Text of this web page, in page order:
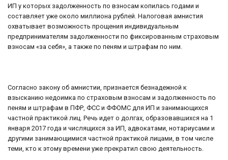
ИП у которых задолженность по взносам копилась годами и
составляет уже около миллиона рублей. Налоговая амнистия
охватывает возможность прощения индивидуальным
предпринимателям задолженности по фиксированным страховым
взносам «за себя», а также по пеням и штрафам по ним.
Согласно закону об амнистии, признается безнадежной к
взысканию недоимка по страховым взносам и задолженность по
пеням и штрафам в ПФР, ФСС и ФФОМС для ИП и занимающихся
частной практикой лиц. Речь идет о долгах, образовавшихся на 1
января 2017 года и числящихся за ИП, адвокатами, нотариусами и
другими занимающимися частной практикой лицами, в том числе
теми, кто к этому времени уже прекратил свою деятельность.